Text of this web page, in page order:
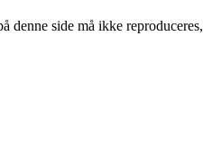
denne side må ikke reproduceres,